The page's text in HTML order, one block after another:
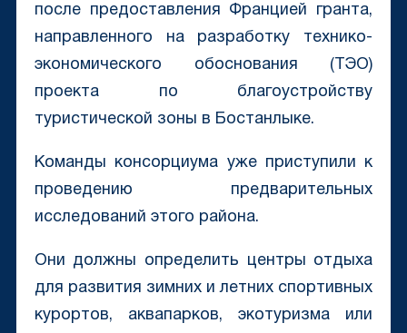
после предоставления Францией гранта,
направленного на разработку технико-
экономического обоснования (ТЭО)
проекта по благоустройству
туристической зоны в Бостанлыке.
Команды консорциума уже приступили к
проведению предварительных
исследований этого района.
Они должны определить центры отдыха
для развития зимних и летних спортивных
курортов, аквапарков, экотуризма или